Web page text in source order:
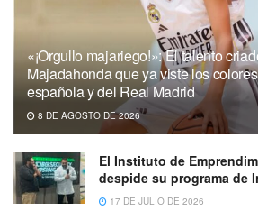
«¡Orgullo majariego!»: El talento
Majadahonda que ya viste los
española y del Real Madrid
8 DE AGOSTO DE 2026
El Instituto de
despide su programa de
17 DE JULIO DE 2026